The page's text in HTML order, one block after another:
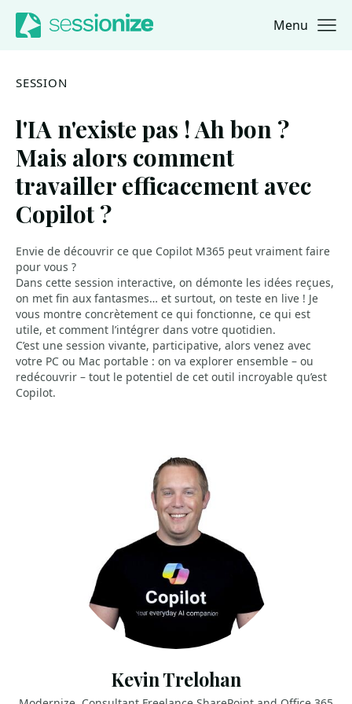
Jump to navigation
Jump to content Menu
SESSION
l'IA n'existe pas ! Ah bon ?
Mais alors comment
travailler efficacement avec
Copilot ?
Envie de découvrir ce que Copilot M365 peut vraiment faire
pour vous ?
Dans cette session interactive, on démonte les idées reçues,
on met fin aux fantasmes… et surtout, on teste en live ! Je
vous montre concrètement ce qui fonctionne, ce qui est
utile, et comment l’intégrer dans votre quotidien.
C’est une session vivante, participative, alors venez avec
votre PC ou Mac portable : on va explorer ensemble – ou
redécouvrir – tout le potentiel de cet outil incroyable qu’est
Copilot.
Kevin Trelohan